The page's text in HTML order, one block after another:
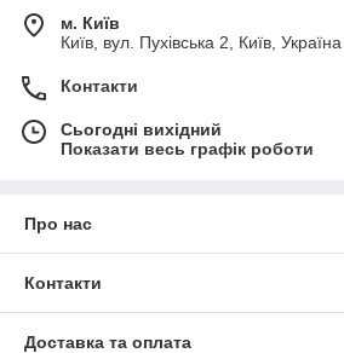
м. Київ
Київ, вул. Пухівська 2, Київ, Україна
Контакти
Сьогодні вихідний
Показати весь графік роботи
Про нас
Контакти
Доставка та оплата